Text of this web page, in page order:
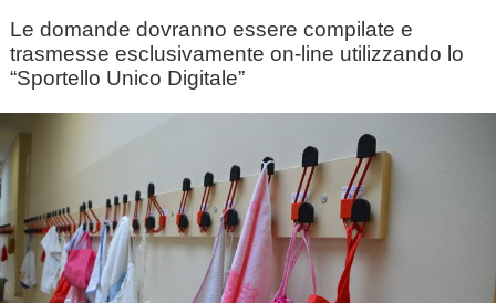
Le domande dovranno essere compilate e
trasmesse esclusivamente on-line utilizzando lo
“Sportello Unico Digitale”